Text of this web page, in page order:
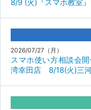
8/9 (火)『スマホ教室
2026/07/27（月）
スマホ使い方相談会
湾幸田店 8/18(火)三河